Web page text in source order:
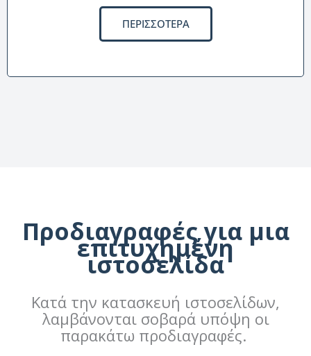
ΠΕΡΙΣΣΟΤΕΡΑ
Προδιαγραφές για μια
επιτυχημένη
ιστοσελίδα
Κατά την κατασκευή ιστοσελίδων,
λαμβάνονται σοβαρά υπόψη οι
παρακάτω προδιαγραφές.